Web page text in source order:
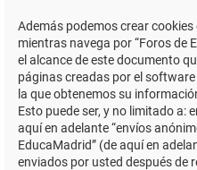
Además podemos crear
mientras navega por “Foros de
el alcance de este documento
páginas creadas por el
la que obtenemos su
Esto puede ser, y no limitado a:
aquí en adelante “envíos
EducaMadrid” (de aquí en
enviados por usted después de